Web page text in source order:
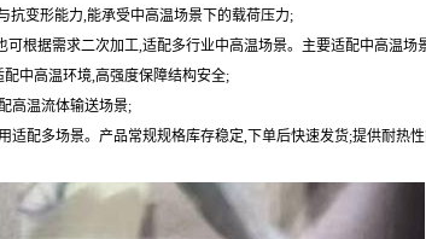
抗变形能力,能承受中高温场景下的载荷压力;
根据需求二次加工,适配多行业中高温场景。主要适配中高温
中高温环境,高强度保障结构安全;
高温流体输送场景;
配多场景。产品常规规格库存稳定,下单后快速发货;提供耐热